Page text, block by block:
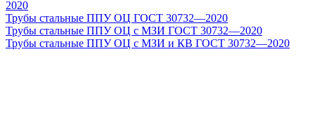
2020
Трубы стальные ППУ ОЦ ГОСТ 30732—2020
Трубы стальные ППУ ОЦ с МЗИ ГОСТ 30732—2020
Трубы стальные ППУ ОЦ с МЗИ и КВ ГОСТ 30732—2020